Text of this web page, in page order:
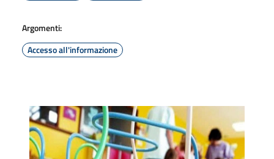
Argomenti:
Accesso all'informazione